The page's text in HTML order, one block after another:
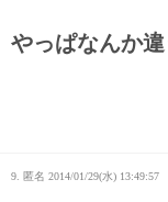
やっぱなんか違
9. 匿名 2014/01/29(水) 13:49:57